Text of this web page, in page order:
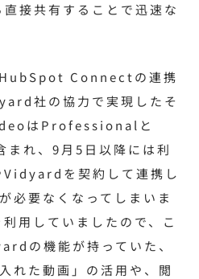
接共有することで迅速な
Connectの連携
社の協力で実現したそ
はProfessionalと
れ、9月5日以降には利
を契約して連携し
必要なくなってしまいま
用していましたので、こ
の機能が持っていた、
れた動画」の活用や、閲